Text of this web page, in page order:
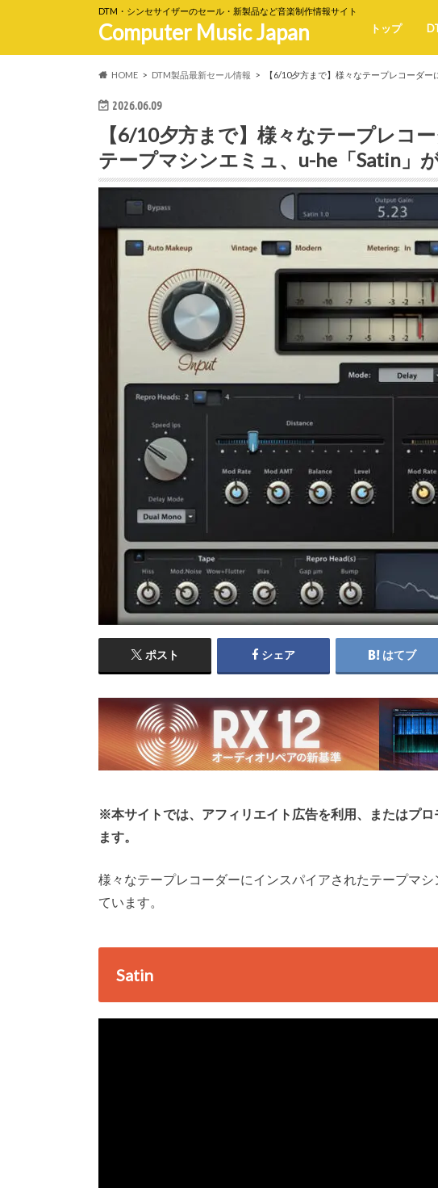
DTM・シンセサイザーのセール・新製品など音楽制作情報サイト
Computer Music Japan トップ
HOME DTM製品最新セール情報 【6/10夕方まで】様々なテープレコーダ
2026.06.09
【6/10夕方まで】様々なテープレコ
テープマシンエミュ、u-he「Satin」
ポスト シェア はてブ
※本サイトでは、アフィリエイト広告を利用、またはプ
ます。
様々なテープレコーダーにインスパイアされたテープマ
ています。
Satin